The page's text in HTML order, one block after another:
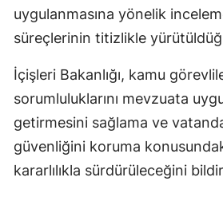
Tekirdağ
Tokat
Trabzon
Tunceli
Şanlıurfa
Uşak
uygulanmasına yönelik
süreçlerinin titizlikle
İçişleri Bakanlığı, kamu
sorumluluklarını mevzuata
getirmesini sağlama ve
güvenliğini koruma
kararlılıkla sürdürüleceğini